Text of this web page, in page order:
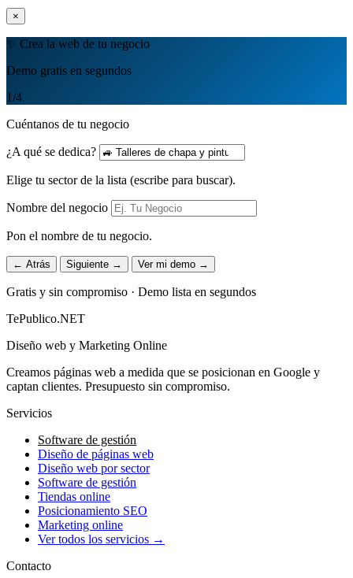
×
✨ Crea la web de tu negocio
Demo gratis en segundos
1/4
Cuéntanos de tu negocio
¿A qué se dedica?
Elige tu sector de la lista (escribe para buscar).
Nombre del negocio
Pon el nombre de tu negocio.
← Atrás Siguiente → Ver mi demo →
Gratis y sin compromiso · Demo lista en segundos
TePublico.NET
Diseño web y Marketing Online
Creamos páginas web a medida que se posicionan en Google y
captan clientes. Presupuesto sin compromiso.
Servicios
Software de gestión
Diseño de páginas web
Diseño web por sector
Software de gestión
Tiendas online
Posicionamiento SEO
Marketing online
Ver todos los servicios →
Contacto